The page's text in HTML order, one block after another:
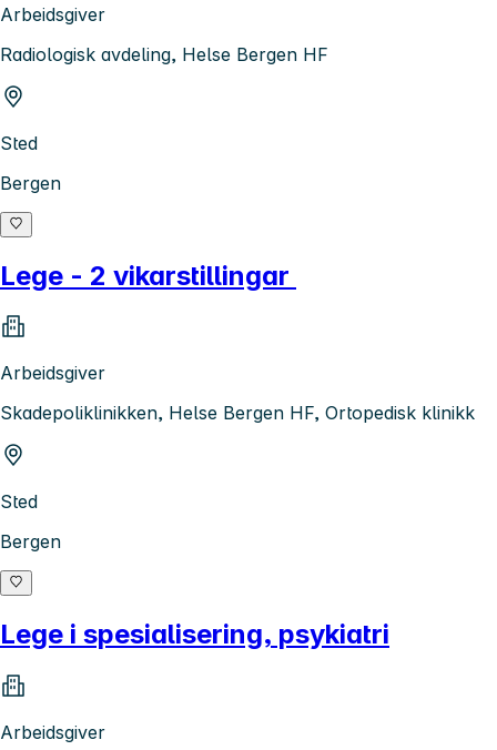
Arbeidsgiver
Radiologisk avdeling, Helse Bergen HF
Sted
Bergen
Lege - 2 vikarstillingar
Arbeidsgiver
Skadepoliklinikken, Helse Bergen HF, Ortopedisk klinikk
Sted
Bergen
Lege i spesialisering, psykiatri
Arbeidsgiver